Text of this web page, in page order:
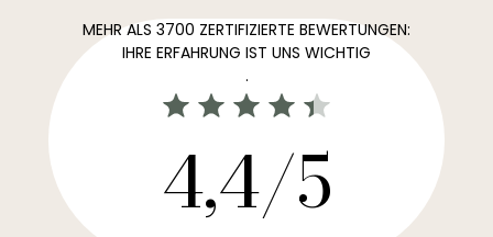
MEHR ALS 3700 ZERTIFIZIERTE BEWERTUNGEN:
IHRE ERFAHRUNG IST UNS WICHTIG
.
4,4/5